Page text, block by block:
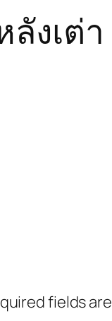
งเต่า
fields